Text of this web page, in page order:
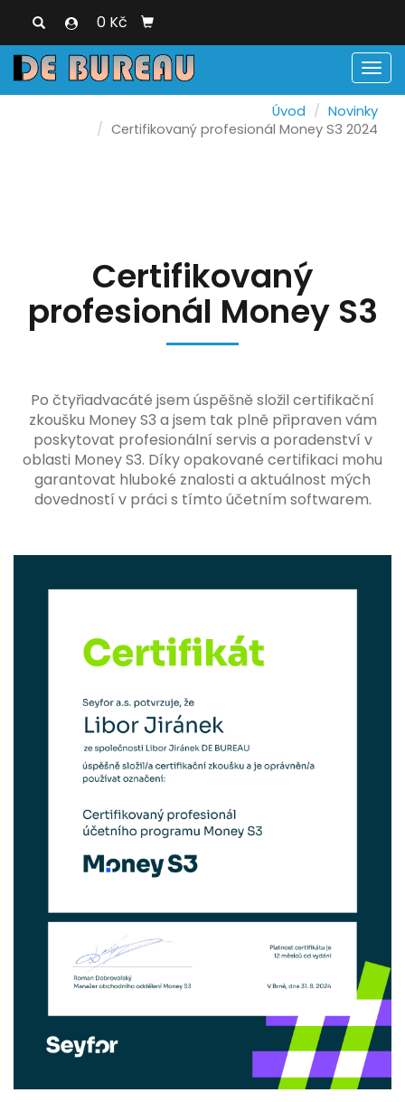
0 Kč
Úvod
Novinky
Certifikovaný profesionál Money S3 2024
Certifikovaný
profesionál Money S3
Po čtyřiadvacáté jsem úspěšně složil certifikační
zkoušku Money S3 a jsem tak plně připraven vám
poskytovat profesionální servis a poradenství v
oblasti Money S3. Díky opakované certifikaci mohu
garantovat hluboké znalosti a aktuálnost mých
dovedností v práci s tímto účetním softwarem.